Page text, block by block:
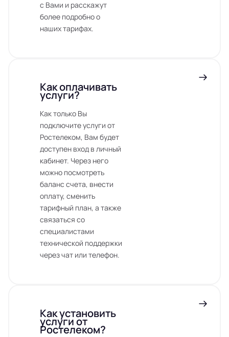
с Вами и расскажут
более подробно о
наших тарифах.
Как оплачивать
услуги?
Как только Вы
подключите услуги от
Ростелеком, Вам будет
доступен вход в личный
кабинет. Через него
можно посмотреть
баланс счета, внести
оплату, сменить
тарифный план, а также
связаться со
специалистами
технической поддержки
через чат или телефон.
Как установить
услуги от
Ростелеком?